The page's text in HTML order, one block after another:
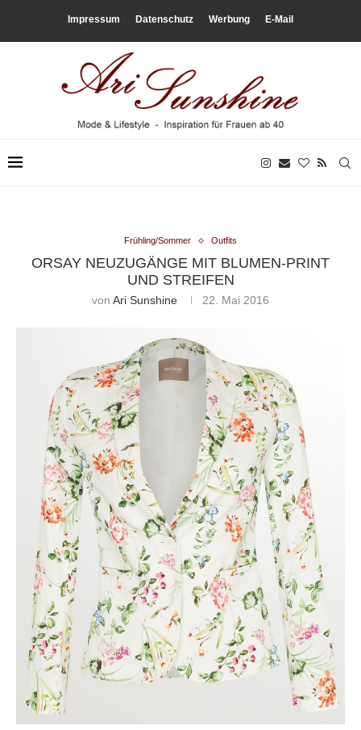
Impressum Datenschutz Werbung E-Mail
Frühling/Sommer Outfits
ORSAY NEUZUGÄNGE MIT BLUMEN-PRINT
UND STREIFEN
von Ari Sunshine 22. Mai 2016